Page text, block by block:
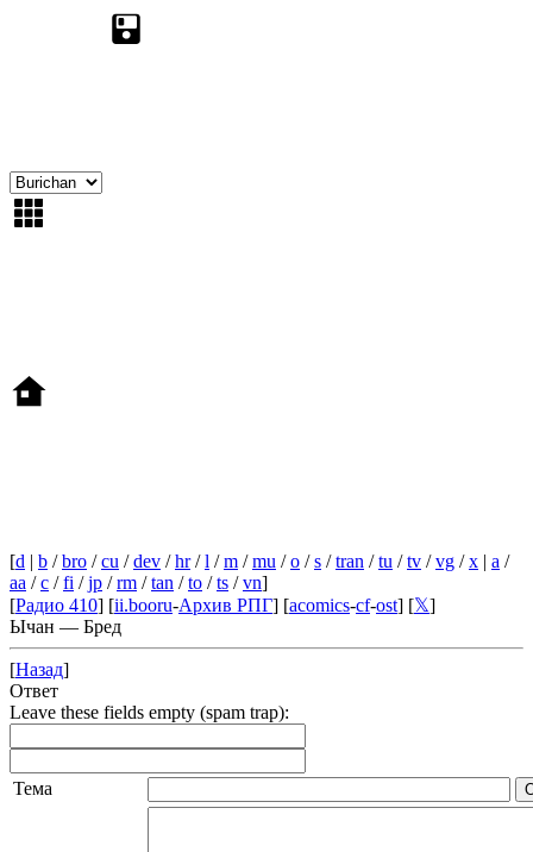
[d | b /bro /cu /dev /hr/l /m /mu /o /s /tran /tu /tv /vg /x | a /
aa /c /fi /jp /rm /tan /to /ts /vn]
[Радио 410] [ii.booru-Архив РПГ] [acomics-cf-ost] [𝕏]
Ычан — Бред
[Назад]
Ответ
Leave these fields empty (spam trap):
Тема